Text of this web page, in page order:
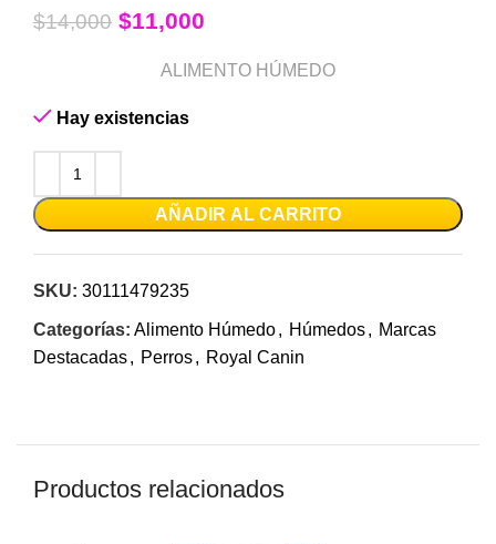
$14,000 $11,000
ALIMENTO HÚMEDO
Hay existencias
AÑADIR AL CARRITO
SKU: 30111479235
Categorías: Alimento Húmedo, Húmedos, Marcas
Destacadas, Perros, Royal Canin
Productos relacionados